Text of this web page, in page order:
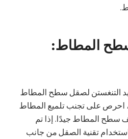
المطاط:
التنغستن لصقل سطح المطاط
احرص على تجنب تلميع المطاط
سطح المطاط جيدًا. إذا تم
تقنية الصقل من جانب